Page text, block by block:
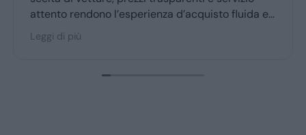
attento rendono l’esperienza d’acquisto fluida e
piacevole per la maggior parte degli utenti.
Leggi di più